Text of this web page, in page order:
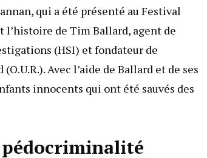
qui a été présenté au Festival
de Tim Ballard, agent de
(HSI) et fondateur de
Avec l’aide de Ballard et de ses
innocents qui ont été sauvés des